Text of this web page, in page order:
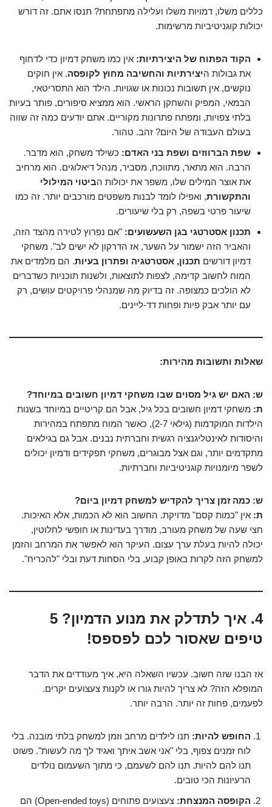
כללים משלו, דמויות משלו ועלילה מתפתחת? תנסו אתם. זה דורש
יכולות קוגניטיביות מרשימות.
הקוד הפתוח של היצירתיות: אין כמו משחק דמיון כדי לדחוף
את גבולות היצירתיות והחשיבה מחוץ לקופסה. אין חוקים
נוקשים, אין תשובות נכונות או שגויות. הילד הוא התסריטאי,
הבמאי, המפיק והשחקן הראשי. הוא ממציא סיפורים, פותר בעיות
בלתי צפויות, ומפתח פתרונות מקוריים. אתם יודעים כמה זה שווה
בעולם העבודה של היום? זהב. טהור.
שפת הברווזים ושפת בני האדם: כשילד משחק, הוא מדבר.
הרבה. הוא מתאר, מתווכח, מסביר, מנהל דיאלוגים. הוא מרחיב
את אוצר המילים שלו, משפר את יכולות הביטוי המילולי
והתקשורת, ואפילו לומד לבנות משפטים מורכבים יותר. זה כמו
שיעור פרטי בשפה, רק בלי שיעורים.
תכנון אסטרטגי בגן השעשועים: "אם נפרוץ לטירה מהצד הזה,
והאביר הזה ישמור על השער, אז הדרקון לא ישים לב". משחקי
דמיון דורשים תכנון, אסטרטגיה ופתרון בעיות. הם מלמדים את
המוח לחשוב קדימה, לצפות לתוצאות, ולשנות תוכניות כשדברים
לא הולכים כמצופה. זה בדיוק מה שמנהלי פרויקטים עושים, רק
עם יותר אבק פיות ופחות דד-ליינים.
שאלות ותשובות מהירות:
ש: האם יש גיל מסוים שבו משחקי דמיון חשובים במיוחד?
ת: משחקי דמיון חשובים בכל גיל, אבל הם קריטיים במיוחד בשנות
הילדות המוקדמות (גילאי 2-7), כאשר המוח מתפתח במהירות
והיסודות לאינטליגנציה רגשית וחברתית נבנים. אבל גם בגילאים
מתקדמים יותר, וגם אצל מבוגרים, משחקי תפקידים ודמיון יכולים
לשפר מיומנויות קוגניטיביות וחברתיות.
ש: כמה זמן צריך להקדיש למשחק דמיון ביום?
ת: אין "כמות קסם" מדויקת. החשוב הוא לא הכמות, אלא האיכות.
חצי שעה של משחק מעורב, מודרך בעדינות או חופשי לחלוטין,
יכולה להיות בעלת ערך עצום. העיקר הוא לאפשר את המרחב והזמן
למשחק הזה לקרות באופן קבוע, בלי הסחות דעת ובלי "להכריח".
4. איך לתדלק את מנוע הדמיון? 5
טיפים שאסור לכם לפספס!
אז הבנו שזה חשוב. עכשיו השאלה היא, איך מעודדים את הדבר
המופלא הזה? לא צריך להיות גורו או לקנות צעצועים יקרים.
לפעמים, פחות זה יותר. הרבה יותר.
החופש להיות: תנו לילדים מרחב וזמן למשחק בלתי מובנה. בלי
לוח זמנים צפוף, בלי "אני אשב איתך ואגיד לך מה לעשות". פשוט
תנו להם להיות. תנו להם לשעמם, כי מתוך השעמום נולדים
הרעיונות הכי טובים.
הקופסה המנצחת:
צעצועים פתוחים (Open-ended toys) הם